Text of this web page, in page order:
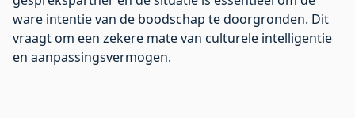
ware intentie van de boodschap te doorgronden. Dit
vraagt om een zekere mate van culturele intelligentie
en aanpassingsvermogen.